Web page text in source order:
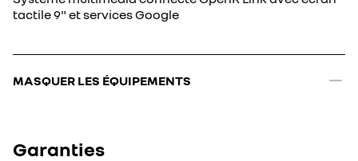
MASQUER LES ÉQUIPEMENTS
tactile 9" et services Google
Garanties